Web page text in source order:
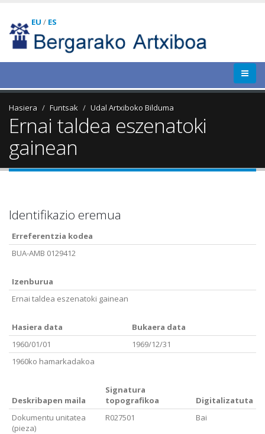
EU / ES
Hasiera Funtsak Udal Artxiboko Bilduma
Ernai taldea eszenatoki
gainean
Identifikazio eremua
Erreferentzia kodea
BUA-AMB 0129412
Izenburua
Ernai taldea eszenatoki gainean
Hasiera data
Bukaera data
1960/01/01
1969/12/31
1960ko hamarkadakoa
Deskribapen maila
Signatura
topografikoa
Digitalizatuta
Dokumentu unitatea
(pieza)
R027501 Bai